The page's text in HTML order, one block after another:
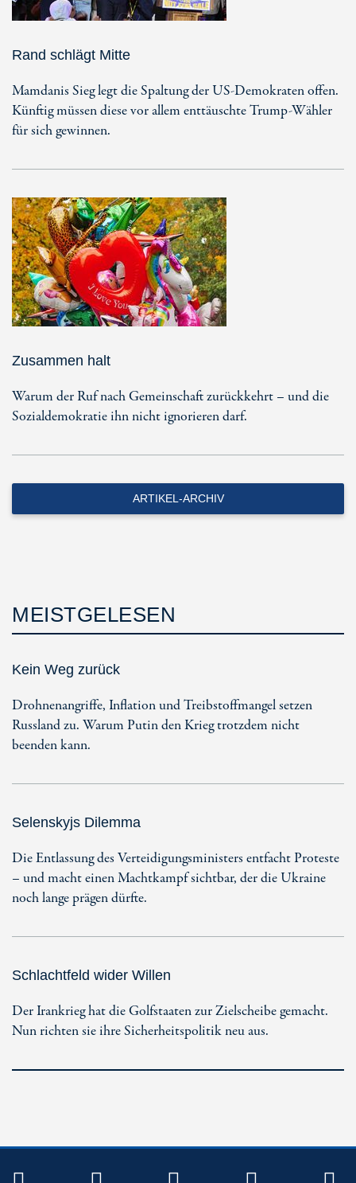
Rand schlägt Mitte
Mamdanis Sieg legt die Spaltung der US-Demokraten offen.
Künftig müssen diese vor allem enttäuschte Trump-Wähler
für sich gewinnen.
Zusammen halt
Warum der Ruf nach Gemeinschaft zurückkehrt – und die
Sozialdemokratie ihn nicht ignorieren darf.
ARTIKEL-ARCHIV
MEISTGELESEN
Kein Weg zurück
Drohnenangriffe, Inflation und Treibstoffmangel setzen
Russland zu. Warum Putin den Krieg trotzdem nicht
beenden kann.
Selenskyjs Dilemma
Die Entlassung des Verteidigungsministers entfacht Proteste
– und macht einen Machtkampf sichtbar, der die Ukraine
noch lange prägen dürfte.
Schlachtfeld wider Willen
Der Irankrieg hat die Golfstaaten zur Zielscheibe gemacht.
Nun richten sie ihre Sicherheitspolitik neu aus.
TWITTERFACEBOOKINSTAGRAM